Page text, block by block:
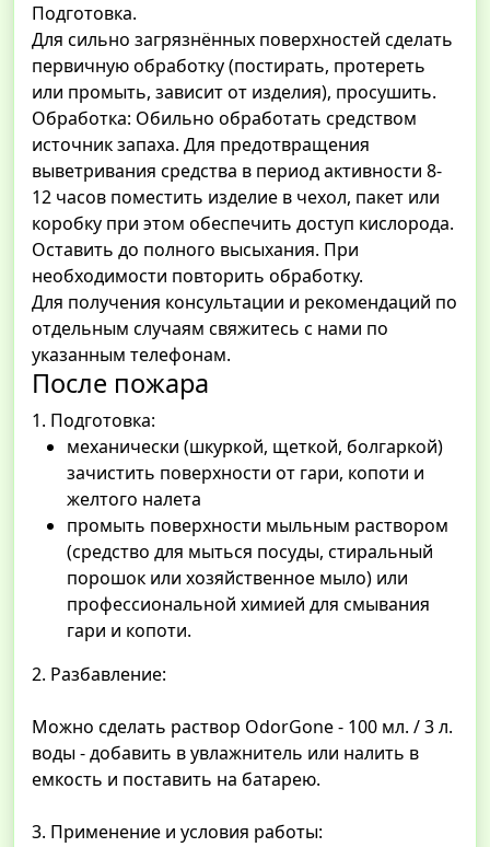
Подготовка.
Для сильно загрязнённых поверхностей сделать
первичную обработку (постирать, протереть
или промыть, зависит от изделия), просушить.
Обработка: Обильно обработать средством
источник запаха. Для предотвращения
выветривания средства в период активности 8-
12 часов поместить изделие в чехол, пакет или
коробку при этом обеспечить доступ кислорода.
Оставить до полного высыхания. При
необходимости повторить обработку.
Для получения консультации и рекомендаций по
отдельным случаям свяжитесь с нами по
указанным телефонам.
После пожара
1. Подготовка:
механически (шкуркой, щеткой, болгаркой)
зачистить поверхности от гари, копоти и
желтого налета
промыть поверхности мыльным раствором
(средство для мыться посуды, стиральный
порошок или хозяйственное мыло) или
профессиональной химией для смывания
гари и копоти.
2. Разбавление:
Можно сделать раствор OdorGone - 100 мл. / 3 л.
воды - добавить в увлажнитель или налить в
емкость и поставить на батарею.
3. Применение и условия работы: